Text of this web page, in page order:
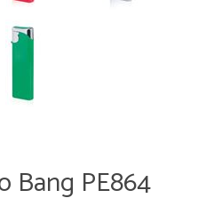
Bang PE864